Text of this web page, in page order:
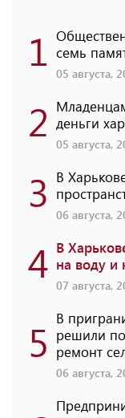
1 семь
05 августа,
2 деньги
05 августа,
3 В
06 августа,
4 В
на воду и
07 августа,
5 В
решили
ремонт
06 августа,